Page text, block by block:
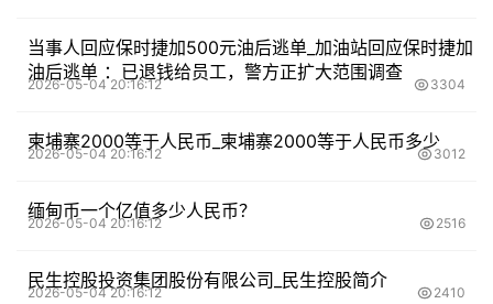
当事人回应保时捷加500元油后逃单_加油站回应保时捷加
油后逃单 ：已退钱给员工，警方正扩大范围调查
2026-05-04 20:16:12 3304
柬埔寨2000等于人民币_柬埔寨2000等于人民币多少
2026-05-04 20:16:12 3012
缅甸币一个亿值多少人民币？
2026-05-04 20:16:12 2516
民生控股投资集团股份有限公司_民生控股简介
2026-05-04 20:16:12 2410